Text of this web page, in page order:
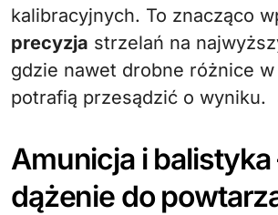
kalibracyjnych. To znacząco
precyzja strzelań na
gdzie nawet drobne różnice
potrafią przesądzić o wyniku.
Amunicja i
dążenie do